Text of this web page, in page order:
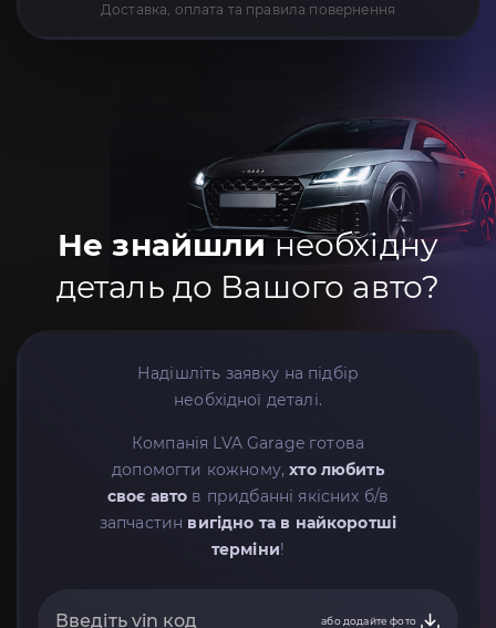
Доставка, оплата та правила повернення
Не знайшлинеобхідну
деталь до Вашого авто?
Надішліть заявку на підбір
необхідної деталі.
Компанія LVA Garage готова
допомогти кожному,хто любить
своє авто в придбанні якісних б/в
запчастин вигідно та в найкоротші
терміни!
або додайте фото